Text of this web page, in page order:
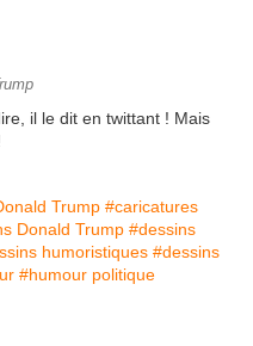
il le dit en twittant ! Mais
Trump #caricatures
Donald Trump #dessins
humoristiques #dessins
#humour politique